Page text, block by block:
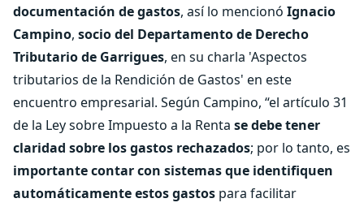
documentación de gastos, así lo mencionó Ignacio
Campino, socio del Departamento de Derecho
Tributario de Garrigues, en su charla 'Aspectos
tributarios de la Rendición de Gastos' en este
encuentro empresarial. Según Campino, “el artículo 31
de la Ley sobre Impuesto a la Renta se debe tener
claridad sobre los gastos rechazados; por lo tanto, es
importante contar con sistemas que identifiquen
automáticamente estos gastos para facilitar